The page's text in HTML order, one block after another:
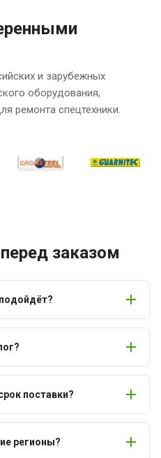
и зарубежных
оборудования,
ремонта спецтехники.
заказом
поставки?
регионы?